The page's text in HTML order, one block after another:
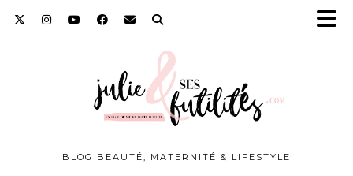
BLOG BEAUTÉ, MATERNITÉ & LIFESTYLE